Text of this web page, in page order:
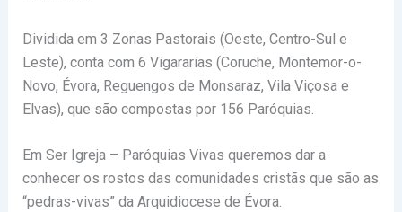
Dividida em 3 Zonas Pastorais (Oeste, Centro-Sul e
Leste), conta com 6 Vigararias (Coruche, Montemor-o-
Novo, Évora, Reguengos de Monsaraz, Vila Viçosa e
Elvas), que são compostas por 156 Paróquias.
Em Ser Igreja – Paróquias Vivas queremos dar a
conhecer os rostos das comunidades cristãs que são as
“pedras-vivas” da Arquidiocese de Évora.